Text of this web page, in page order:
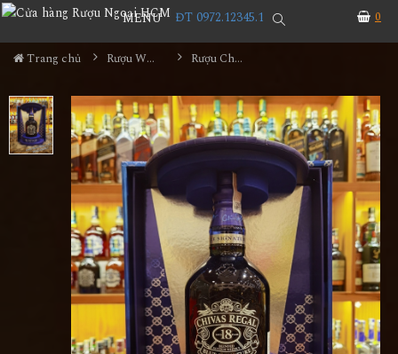
0
MENU ĐT 0972.12345.1
Trang chủ Rượu Whisky Rượu Chivas 18YO Blue Hộp Quà 2023